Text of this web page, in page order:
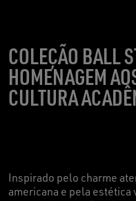
COLEÇÃO BALL
HOMENAGEM
CULTURA
Inspirado pelo charme
americana e pela estética